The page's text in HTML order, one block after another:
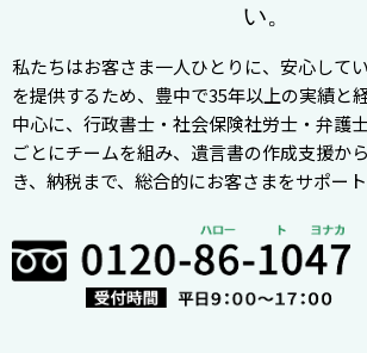
い。
私たちはお客さま一人ひとりに、安心して
を提供するため、豊中で35年以上の実績と
中心に、行政書士・社会保険社労士・弁護
ごとにチームを組み、遺言書の作成支援か
き、納税まで、総合的にお客さまをサポート